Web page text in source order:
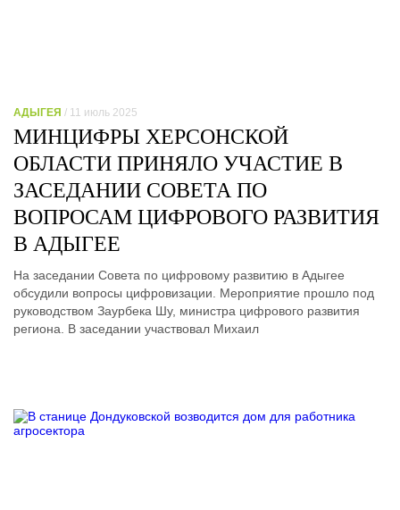
АДЫГЕЯ / 11 июль 2025
МИНЦИФРЫ ХЕРСОНСКОЙ
ОБЛАСТИ ПРИНЯЛО УЧАСТИЕ В
ЗАСЕДАНИИ СОВЕТА ПО
ВОПРОСАМ ЦИФРОВОГО РАЗВИТИЯ
В АДЫГЕЕ
На заседании Совета по цифровому развитию в Адыгее
обсудили вопросы цифровизации. Мероприятие прошло под
руководством Заурбека Шу, министра цифрового развития
региона. В заседании участвовал Михаил